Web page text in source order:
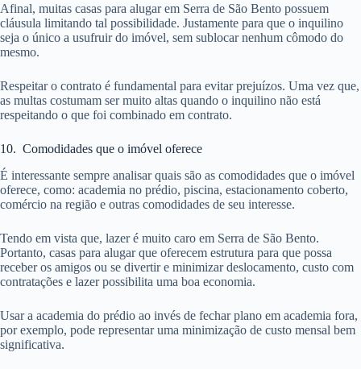
Afinal, muitas casas para alugar em Serra de São Bento possuem
cláusula limitando tal possibilidade. Justamente para que o inquilino
seja o único a usufruir do imóvel, sem sublocar nenhum cômodo do
mesmo.
Respeitar o contrato é fundamental para evitar prejuízos. Uma vez que,
as multas costumam ser muito altas quando o inquilino não está
respeitando o que foi combinado em contrato.
10. Comodidades que o imóvel oferece
É interessante sempre analisar quais são as comodidades que o imóvel
oferece, como: academia no prédio, piscina, estacionamento coberto,
comércio na região e outras comodidades de seu interesse.
Tendo em vista que, lazer é muito caro em Serra de São Bento.
Portanto, casas para alugar que oferecem estrutura para que possa
receber os amigos ou se divertir e minimizar deslocamento, custo com
contratações e lazer possibilita uma boa economia.
Usar a academia do prédio ao invés de fechar plano em academia fora,
por exemplo, pode representar uma minimização de custo mensal bem
significativa.